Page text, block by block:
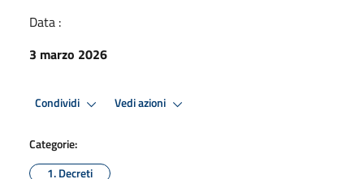
Data :
3 marzo 2026
Condividi Vedi azioni
Categorie:
1. Decreti